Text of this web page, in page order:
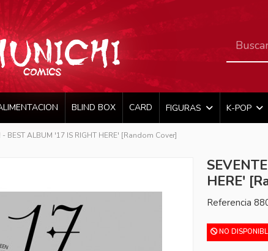
BLIND BOX CARD FIGURAS K-POP
- BEST ALBUM '17 IS RIGHT HERE' [Random Cover]
HERE'
Referencia
NO